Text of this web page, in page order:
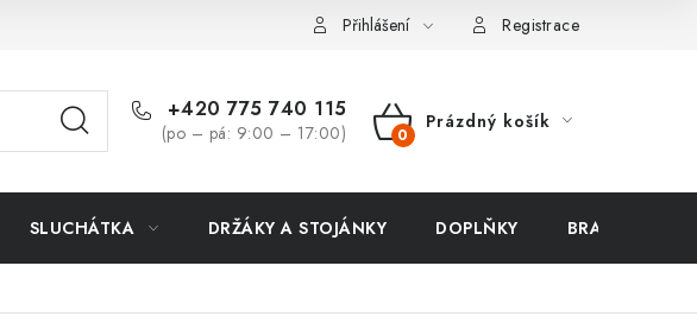
Vrácení zboží a reklamace Přihlášení Registrace
+420 775 740 115
(po – pá: 9:00 – 17:00)
NÁKUPNÍ
Prázdný košík
SLUCHÁTKA DRŽÁKY A STOJÁNKY DOPLŇKY BRAŠNY NA